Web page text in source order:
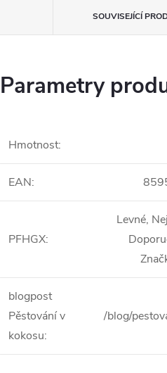
SOUVISEJÍCÍ
Parametry
Hmotnost:
EAN:
PFHGX:
Levné,
blogpost
Pěstování v
kokosu:
/blog/